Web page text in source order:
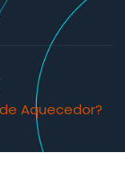
Aquecedor?